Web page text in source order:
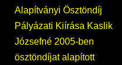
Alapítványi Ösztöndíj
Pályázati Kiírása Kaslik
Józsefné 2005-ben
ösztöndíjat alapított